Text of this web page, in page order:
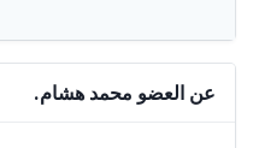
عن العضو محمد هشام.